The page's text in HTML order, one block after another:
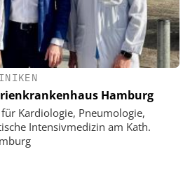
Hamburg
Kardiologie, Pneumologie,
Intensivmedizin am Kath.